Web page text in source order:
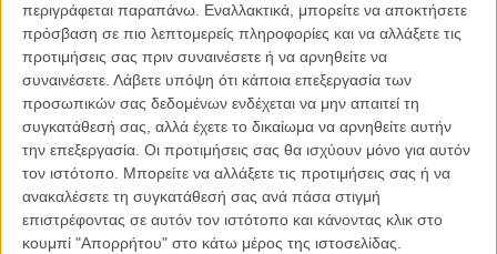
περιγράφεται παραπάνω. Εναλλακτικά, μπορείτε να αποκτήσετε
πρόσβαση σε πιο λεπτομερείς πληροφορίες και να αλλάξετε τις
προτιμήσεις σας πριν συναινέσετε ή να αρνηθείτε να
συναινέσετε. Λάβετε υπόψη ότι κάποια επεξεργασία των
προσωπικών σας δεδομένων ενδέχεται να μην απαιτεί τη
συγκατάθεσή σας, αλλά έχετε το δικαίωμα να αρνηθείτε αυτήν
την επεξεργασία. Οι προτιμήσεις σας θα ισχύουν μόνο για αυτόν
τον ιστότοπο. Μπορείτε να αλλάξετε τις προτιμήσεις σας ή να
ανακαλέσετε τη συγκατάθεσή σας ανά πάσα στιγμή
επιστρέφοντας σε αυτόν τον ιστότοπο και κάνοντας κλικ στο
κουμπί "Απορρήτου" στο κάτω μέρος της ιστοσελίδας.
αναδεικνύεται κι ο γαστρονομικός οδηγός σε κάτι πολύ πιο
ουσιώδες, που αφήνει στον ουρανίσκο γλυκόπικρη
κοινωνικοπολιτική επίγευση: τον γράφει ο γκέι συντάκτης του
περιοδικού ως αστυνομικό ρεπορτάζ με αιχμές και ουσία που σου
σφίγγουν το στομάχι.
Η ψηφοφορία των αναγνωστών:Εσύ ψήφισες για την
καλύτερη ταινία του 2021;